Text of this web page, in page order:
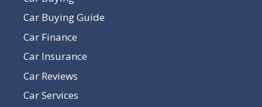
Car Buying Guide
Car Finance
Car Insurance
Car Reviews
Car Services